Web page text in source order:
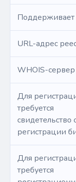
Поддерживает
URL-адрес
WHOIS-сервер
Для
требуется
свидетельство
регистрации
Для
требуется